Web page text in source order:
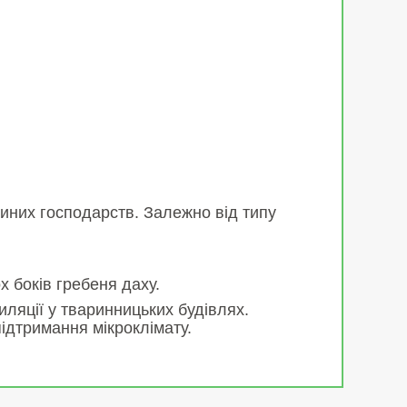
господарств. Залежно від типу
боків гребеня даху.
у тваринницьких будівлях.
мікроклімату.